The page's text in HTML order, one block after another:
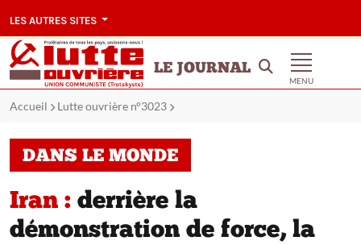
LES AUTRES SITES
LE JOURNAL
MENU
Accueil Lutte ouvrière n°3023
DANS LE MONDE
Iran : derrière la
démonstration de force, la